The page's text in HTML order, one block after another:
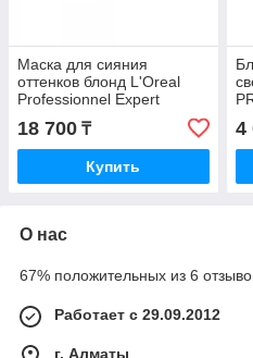
Маска для сияния
оттенков блонд L'Oreal
Professionnel Еxpert
Blondifier Masque 250 мл.
18 700 ₸
Купить
4
О нас
67% положительных из 6
Работает с 29.09.2012
г. Алматы